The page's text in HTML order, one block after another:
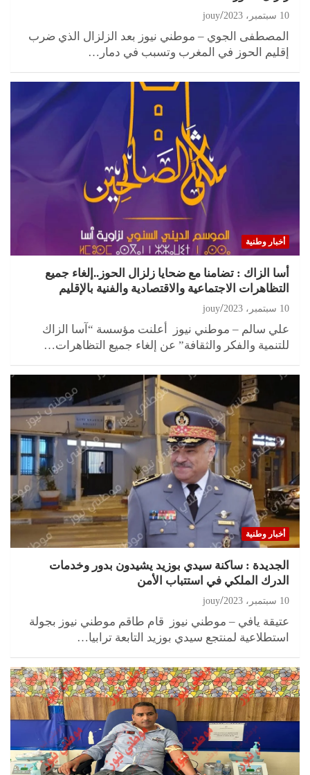
10 سبتمبر، 2023 jouy
المصطفى الجوي – موطني نيوز بعد الزلزال الذي ضرب
إقليم الحوز في المغرب وتسبب في دمار…
أخبار وطنية
أسا الزاك : تضامنا مع ضحايا زلزال الحوز..إلغاء جميع
التظاهرات الاجتماعية والاقتصادية والفنية بالإقليم
10 سبتمبر، 2023 jouy
علي سالم – موطني نيوز أعلنت مؤسسة “آسا الزاك
للتنمية والفكر والثقافة” عن إلغاء جميع التظاهرات…
أخبار وطنية
الجديدة : ساكنة سيدي بوزيد يشيدون بدور وخدمات
الدرك الملكي في استتباب الأمن
10 سبتمبر، 2023 jouy
عتيقة يافي – موطني نيوز قام طاقم موطني نيوز بجولة
استطلاعية لمنتجع سيدي بوزيد التابعة ترابيا…